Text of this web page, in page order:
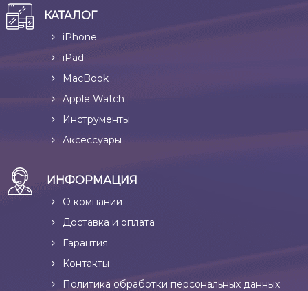
КАТАЛОГ
iPhone
iPad
MacBook
Apple Watch
Инструменты
Аксессуары
ИНФОРМАЦИЯ
О компании
Доставка и оплата
Гарантия
Контакты
Политика обработки персональных данных